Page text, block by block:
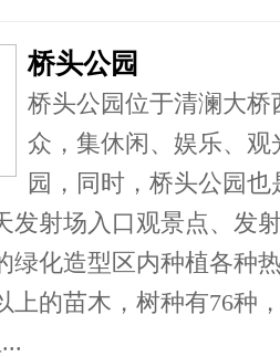
桥头公园
桥头公园位于清澜大
众，集休闲、娱乐、
园，同时，桥头公园
发射场入口观景点、发
绿化造型区内种植各种
上的苗木，树种有76种